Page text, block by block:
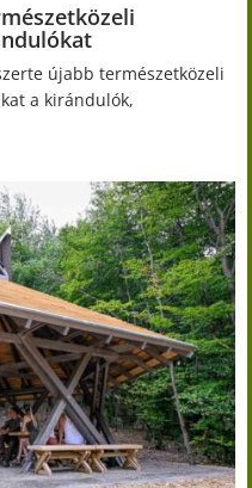
újabb természetközeli
a kirándulók,